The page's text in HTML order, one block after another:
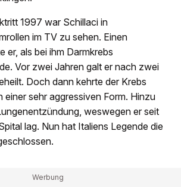
1997 war Schillaci in
im TV zu sehen. Einen
er, als bei ihm Darmkrebs
Vor zwei Jahren galt er nach zwei
Doch dann kehrte der Krebs
einer sehr aggressiven Form. Hinzu
weswegen er seit
lag. Nun hat Italiens Legende die